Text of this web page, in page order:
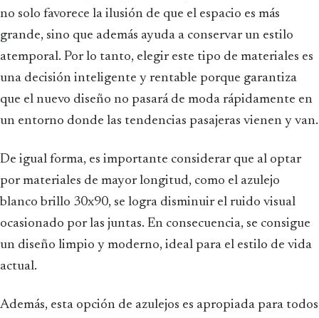
no solo favorece la ilusión de que el espacio es más
grande, sino que además ayuda a conservar un estilo
atemporal. Por lo tanto, elegir este tipo de materiales es
una decisión inteligente y rentable porque garantiza
que el nuevo diseño no pasará de moda rápidamente en
un entorno donde las tendencias pasajeras vienen y van.
De igual forma, es importante considerar que al optar
por materiales de mayor longitud, como el azulejo
blanco brillo 30x90, se logra disminuir el ruido visual
ocasionado por las juntas. En consecuencia, se consigue
un diseño limpio y moderno, ideal para el estilo de vida
actual.
Además, esta opción de azulejos es apropiada para todos